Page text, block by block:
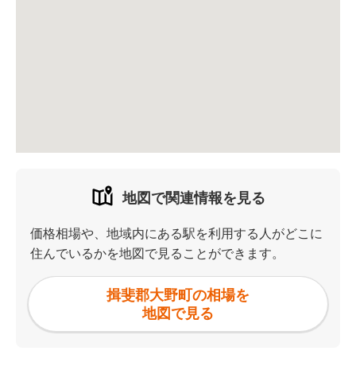
地図で関連情報を見る
価格相場や、地域内にある駅を利用する人がどこに
住んでいるかを地図で見ることができます。
揖斐郡大野町の相場を
地図で見る